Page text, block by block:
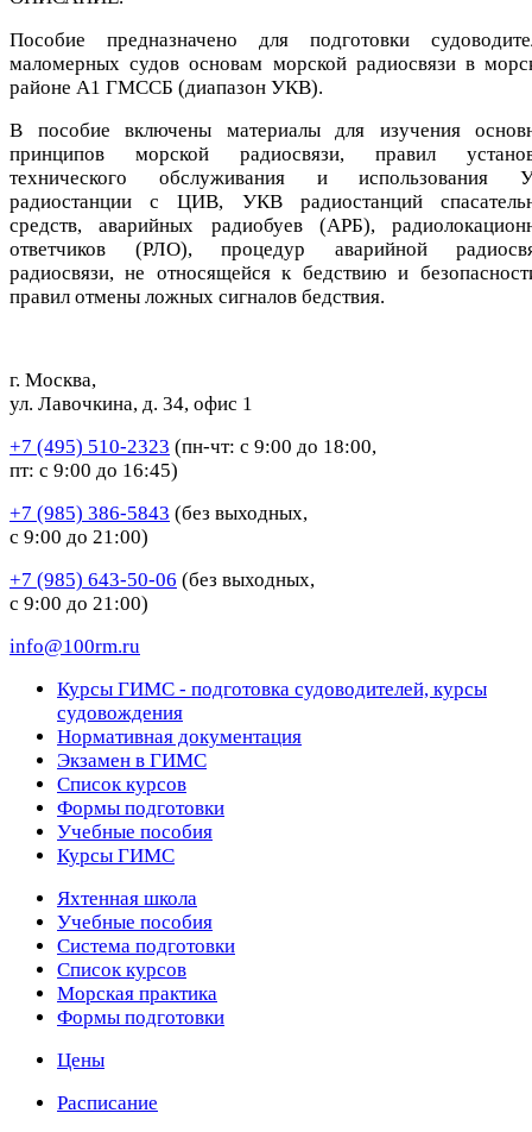
Пособие предназначено для подготовки
маломерных судов основам морской радиосвязи в
районе А1 ГМССБ (диапазон УКВ).
В пособие включены материалы для изучения
принципов морской радиосвязи, правил
технического обслуживания и использования
радиостанции с ЦИВ, УКВ радиостанций
средств, аварийных радиобуев (АРБ),
ответчиков (РЛО), процедур аварийной
радиосвязи, не относящейся к бедствию и
правил отмены ложных сигналов бедствия.
г. Москва,
ул. Лавочкина, д. 34, офис 1
+7 (495) 510-2323 (пн-чт: с 9:00 до 18:00,
пт: с 9:00 до 16:45)
+7 (985) 386-5843 (без выходных,
с 9:00 до 21:00)
+7 (985) 643-50-06 (без выходных,
с 9:00 до 21:00)
info@100rm.ru
Курсы ГИМС - подготовка судоводителей, курсы
судовождения
Нормативная документация
Экзамен в ГИМС
Список курсов
Формы подготовки
Учебные пособия
Курсы ГИМС
Яхтенная школа
Учебные пособия
Cистема подготовки
Список курсов
Морская практика
Формы подготовки
Цены
Расписание